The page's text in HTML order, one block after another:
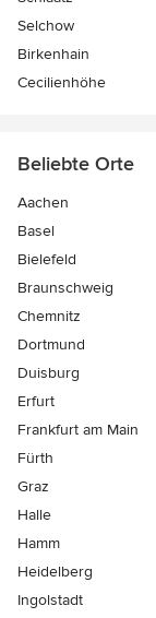
Selchow
Birkenhain
Cecilienhöhe
Beliebte Orte
Aachen
Basel
Bielefeld
Braunschweig
Chemnitz
Dortmund
Duisburg
Erfurt
Frankfurt am Main
Fürth
Graz
Halle
Hamm
Heidelberg
Ingolstadt